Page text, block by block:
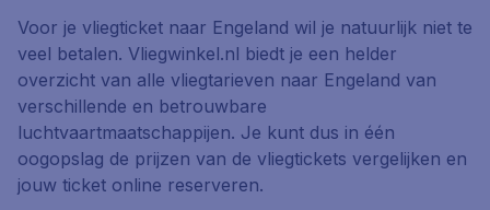
Voor je vliegticket naar Engeland wil je natuurlijk niet te
veel betalen. Vliegwinkel.nl biedt je een helder
overzicht van alle vliegtarieven naar Engeland van
verschillende en betrouwbare
luchtvaartmaatschappijen. Je kunt dus in één
oogopslag de prijzen van de vliegtickets vergelijken en
jouw ticket online reserveren.